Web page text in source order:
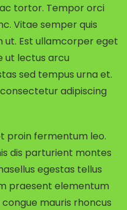
tortor. Tempor orci
Vitae semper quis
ut. Est ullamcorper eget
ut lectus arcu
sed tempus urna et.
adipiscing
proin fermentum leo.
dis parturient montes
egestas tellus
praesent elementum
mauris rhoncus